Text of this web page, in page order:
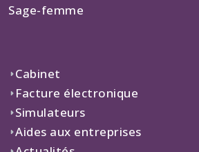
Sage-femme
Cabinet
Facture électronique
Simulateurs
Aides aux entreprises